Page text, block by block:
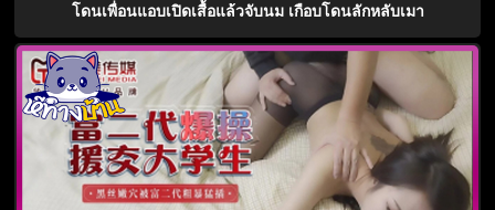
โดนเพื่อนแอบเปิดเสื้อแล้วจับนม เกือบโดนลักหลับเมา